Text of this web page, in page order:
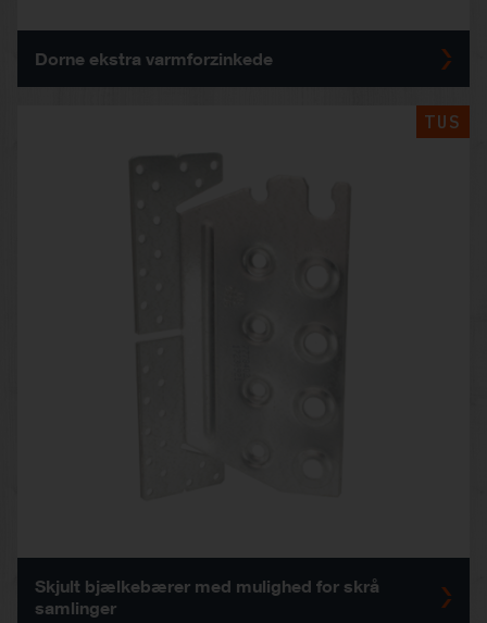
Dorne ekstra varmforzinkede
TUS
Skjult bjælkebærer med mulighed for skrå
samlinger